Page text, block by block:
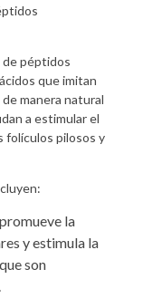
de péptidos
que imitan
manera natural
a estimular el
folículos pilosos y
la
y estimula la
son